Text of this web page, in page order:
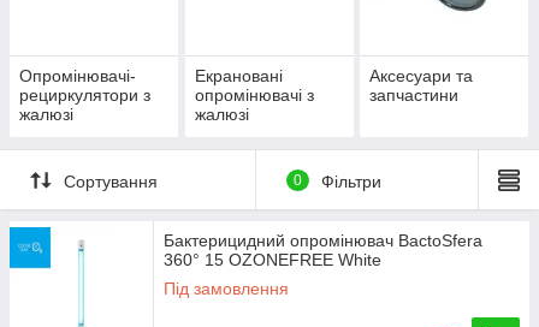
Опромінювачі-
рециркулятори з
жалюзі
Екрановані
опромінювачі з
жалюзі
Аксесуари та
запчастини
Сортування 0 Фільтри
Бактерицидний опромінювач BactoSfera
360° 15 OZONEFREE White
Під замовлення